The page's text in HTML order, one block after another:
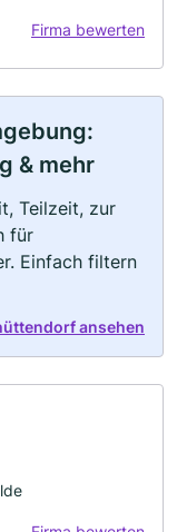
Firma bewerten
& mehr
Teilzeit, zur
für
Einfach filtern
ansehen